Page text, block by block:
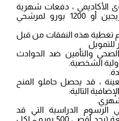
الأكاديمي ، دفعات شهرية
تبلغ 861 يورو للخريجين أو 1200 يورو لمرشحي
تغطية هذه النفقات من قبل
للتمويل
والتأمين ضد الحوادث
الشخصية.
، قد يحصل حاملو المنح
التالية:
الرسوم الدراسية التي قد